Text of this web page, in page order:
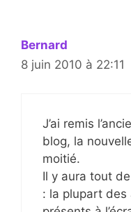
Bernard
8 juin 2010 à 22:11
J’ai remis
blog, la
moitié.
Il y aura tout
: la plupart